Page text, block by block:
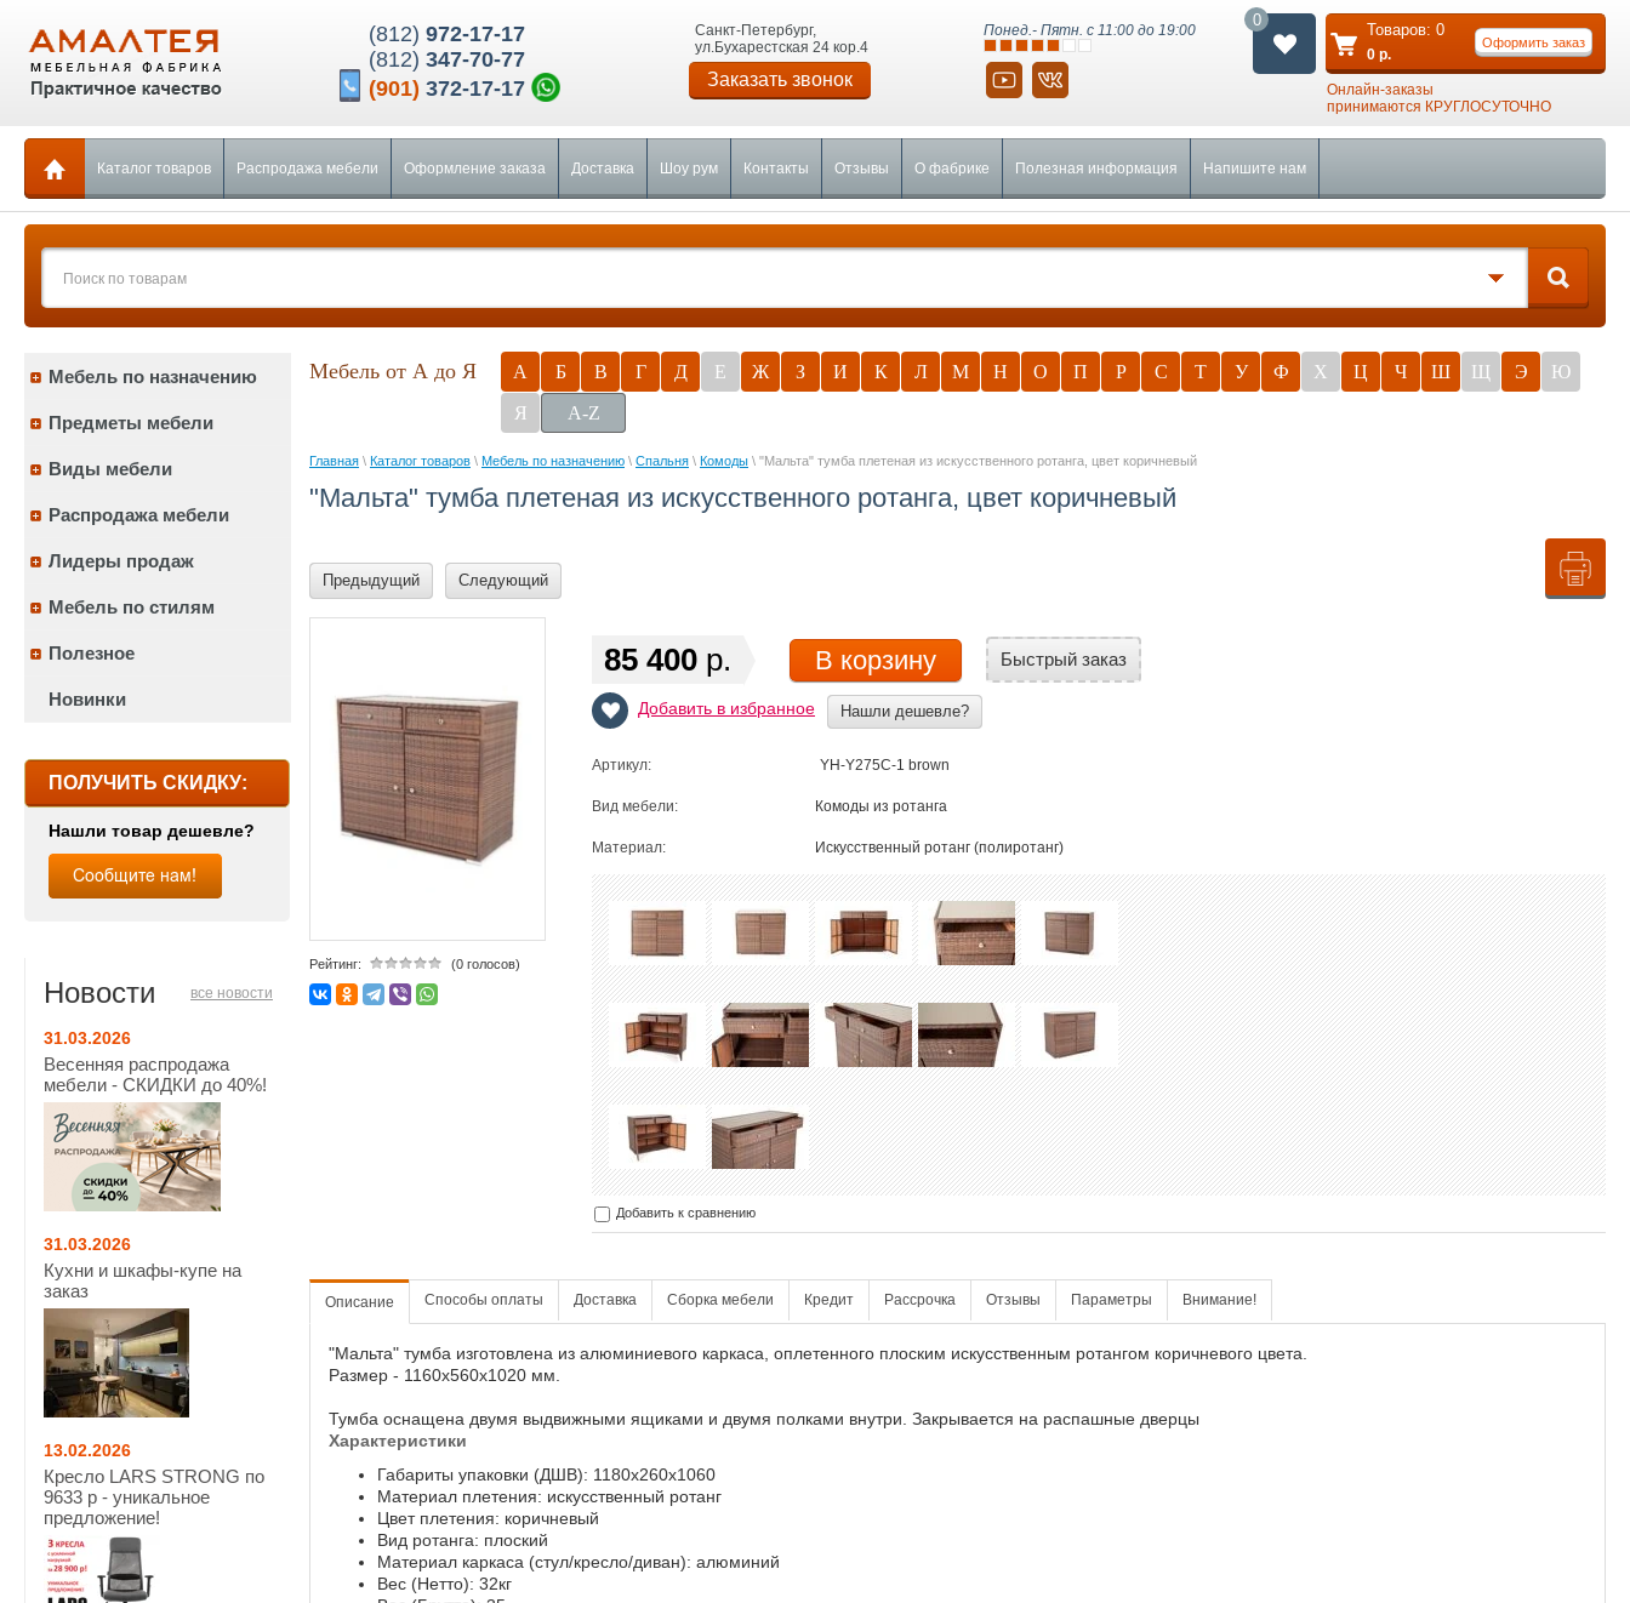
(812) 972-17-17
(812) 347-70-77
(901) 372-17-17
Санкт-Петербург,
ул.Бухарестская 24 кор.4
Заказать звонок
Понед.- Пятн. с 11:00 до 19:00
Онлайн-заказы
принимаются КРУГЛОСУТОЧНО
Оформить заказ
Товаров: 0
0 р.
0
Каталог товаров Распродажа мебели Оформление заказа Доставка Шоу рум Контакты Отзывы О фабрике Полезная информация Напишите нам
Мебель по назначению
Предметы мебели
Виды мебели
Распродажа мебели
Лидеры продаж
Мебель по стилям
Полезное
Новинки
ПОЛУЧИТЬ СКИДКУ:
Нашли товар дешевле?
Новости все новости
31.03.2026
Весенняя распродажа
мебели - СКИДКИ до 40%!
31.03.2026
Кухни и шкафы-купе на
заказ
13.02.2026
Кресло LARS STRONG по
9633 р - уникальное
предложение!
Мебель от А до Я А Б В Г Д Е Ж З И К Л М Н О П Р С Т У Ф Х Ц Ч Ш Щ Э
Ю
Я
A-Z
Главная \ Каталог товаров \ Мебель по назначению \ Спальня \ Комоды \ "Мальта" тумба плетеная из искусственного ротанга, цвет коричневый
"Мальта" тумба плетеная из искусственного ротанга, цвет коричневый
Предыдущий Следующий
Рейтинг: (0 голосов)
85 400 р. В корзину Быстрый заказ
Добавить в избранное Нашли дешевле?
Артикул: YH-Y275C-1 brown
Вид мебели: Комоды из ротанга
Материал: Искусственный ротанг (полиротанг)
Добавить к сравнению
Описание Способы оплаты Доставка Сборка мебели Кредит Рассрочка Отзывы Параметры Внимание!
"Мальта" тумба изготовлена из алюминиевого каркаса, оплетенного плоским искусственным ротангом коричневого цвета.
Размер - 1160x560x1020 мм.
Тумба оснащена двумя выдвижными ящиками и двумя полками внутри. Закрывается на распашные дверцы
Характеристики
Габариты упаковки (ДШВ): 1180x260x1060
Материал плетения: искусственный ротанг
Цвет плетения: коричневый
Вид ротанга: плоский
Материал каркаса (стул/кресло/диван): алюминий
Вес (Нетто): 32кг